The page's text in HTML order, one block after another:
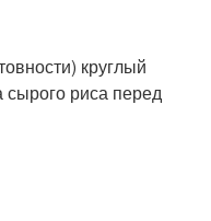
круглый
сырого риса перед